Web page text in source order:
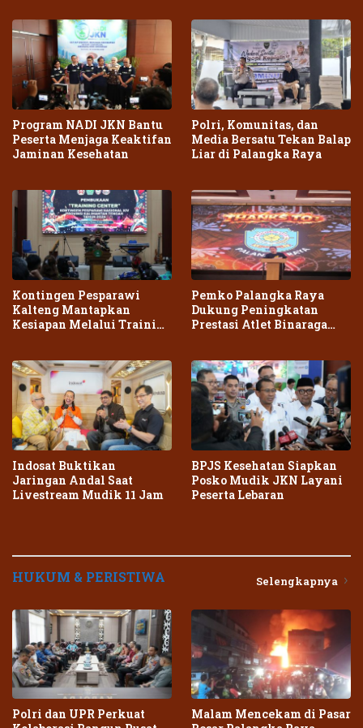
Program NADI JKN Bantu
Peserta Menjaga Keaktifan
Jaminan Kesehatan
Polri, Komunitas, dan
Media Bersatu Tekan Balap
Liar di Palangka Raya
Kontingen Pesparawi
Kalteng Mantapkan
Kesiapan Melalui Training
Pemko Palangka Raya
Dukung Peningkatan
Prestasi Atlet Binaraga
Indosat Buktikan
Jaringan Andal Saat
Livestream Mudik 11 Jam
BPJS Kesehatan Siapkan
Posko Mudik JKN Layani
Peserta Lebaran
HUKUM & PERISTIWA Selengkapnya
Polri dan UPR Perkuat
Malam Mencekam di Pasar